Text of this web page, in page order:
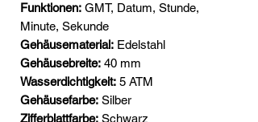
Funktionen: GMT, Datum, Stunde,
Minute, Sekunde
Gehäusematerial: Edelstahl
Gehäusebreite: 40 mm
Wasserdichtigkeit: 5 ATM
Gehäusefarbe: Silber
Zifferblattfarbe: Schwarz